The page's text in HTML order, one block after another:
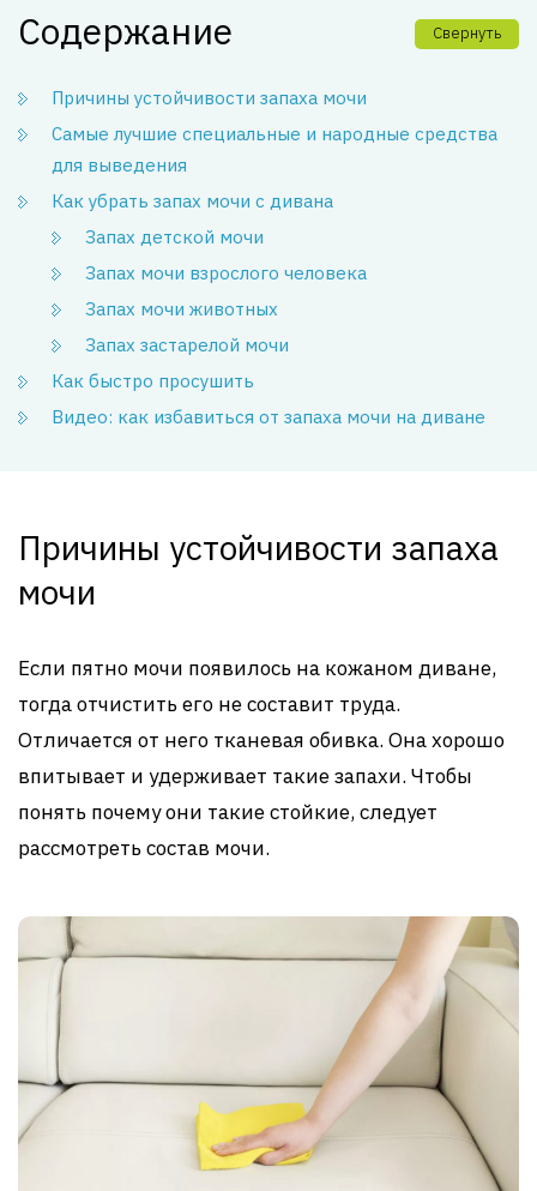
Содержание Свернуть
Причины устойчивости запаха мочи
Самые лучшие специальные и народные средства
для выведения
Как убрать запах мочи с дивана
Запах детской мочи
Запах мочи взрослого человека
Запах мочи животных
Запах застарелой мочи
Как быстро просушить
Видео: как избавиться от запаха мочи на диване
Причины устойчивости запаха
мочи
Если пятно мочи появилось на кожаном диване,
тогда отчистить его не составит труда.
Отличается от него тканевая обивка. Она хорошо
впитывает и удерживает такие запахи. Чтобы
понять почему они такие стойкие, следует
рассмотреть состав мочи.